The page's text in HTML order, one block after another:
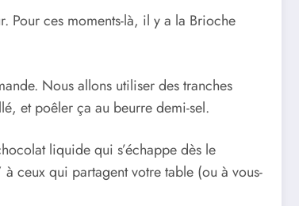
Pour ces moments-là, il y a la Brioche
Nous allons utiliser des tranches
et poêler ça au beurre demi-sel.
liquide qui s’échappe dès le
à ceux qui partagent votre table (ou à vous-